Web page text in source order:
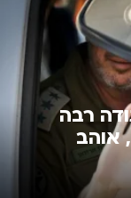
רבה
אוהב